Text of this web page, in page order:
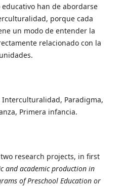
han de abordarse
porque cada
un modo de entender la
relacionado con la
Paradigma,
Primera infancia.
research projects, in first
and academic production in
of Preschool Education or